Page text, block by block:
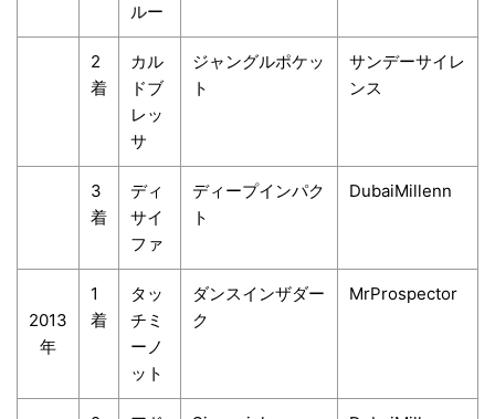
ルー
2
着
カル
ドブ
レッ
サ
ジャングルポケッ
ト
サンデーサイレ
ンス
3
着
ディ
サイ
ファ
ディープインパク
ト
DubaiMillenn
2013
年
1
着
タッ
チミ
ーノ
ット
ダンスインザダー
ク
MrProspector